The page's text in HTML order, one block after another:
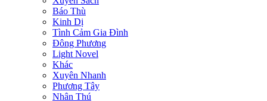
Báo Thù
Kinh Dị
Tình Cảm Gia Đình
Đông Phương
Light Novel
Khác
Xuyên Nhanh
Phương Tây
Nhân Thú